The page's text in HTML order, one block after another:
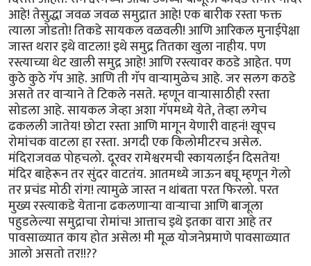
आहे! तेसुद्धा जवळ जवळ समुद्रात आहे! एक बारीक रस्ता फक्त
त्याला जोडतो! तिकडे सायकल वळवली! आणि आरिकल मुनाईपेक्षा
जास्त थरार इथे वाटला! इथे समुद्र तितका खुला नाहीय. पण
रस्त्याच्या थेट खाली समुद्र आहे! आणि रस्त्यावर कठडे आहेत. पण
कुठे कुठे गॅप आहे. आणि ती गॅप वार्‍यामुळेच आहे. जर सलग कठडे
असते तर वार्‍याने ते टिकले नसते. म्हणून वार्‍यासाठीही रस्ता
सोडला आहे. सायकल जेव्हा अशा गॅपमध्ये येते, तेव्हा लगेच
ढकलली जातेय! छोटा रस्ता आणि मागून येणारी वाहनं! खूपच
रोमांचक वाटला हा रस्ता. अगदी एक किलोमीटरच असेल.
मंदिराजवळ पोहचलो. दूरवर रामेश्वरमची स्कायलाईन दिसतेय!
मंदिर बाहेरून तर सुंदर वाटतंय. आतमध्ये जाऊन बघू म्हणून गेलो
तर प्रचंड मोठी‌ रांग! त्यामुळे जास्त न थांबता परत फिरलो. परत
मुख्य रस्त्याकडे येताना ढकलणार्‍या वार्‍याचा आणि बाजूला
पहुडलेल्या समुद्राचा रोमांच! आत्ताच इथे इतका वारा आहे तर
पावसाळ्यात काय होत असेल! मी मूळ योजनेप्रमाणे पावसाळ्यात
आलो असतो तर!!??